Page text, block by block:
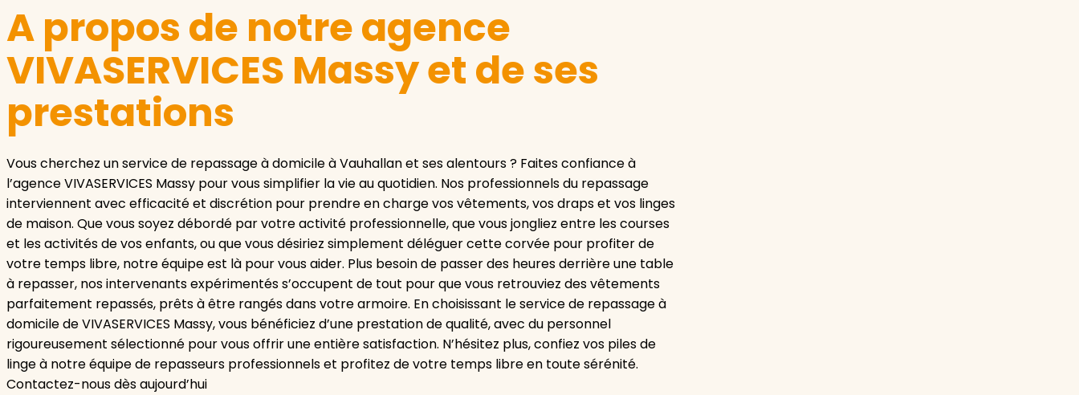
A propos de notre agence
VIVASERVICES Massy et de ses
prestations
Vous cherchez un service de repassage à domicile à Vauhallan et ses alentours ? Faites confiance à
l’agence VIVASERVICES Massy pour vous simplifier la vie au quotidien. Nos professionnels du repassage
interviennent avec efficacité et discrétion pour prendre en charge vos vêtements, vos draps et vos linges
de maison. Que vous soyez débordé par votre activité professionnelle, que vous jongliez entre les courses
et les activités de vos enfants, ou que vous désiriez simplement déléguer cette corvée pour profiter de
votre temps libre, notre équipe est là pour vous aider. Plus besoin de passer des heures derrière une table
à repasser, nos intervenants expérimentés s’occupent de tout pour que vous retrouviez des vêtements
parfaitement repassés, prêts à être rangés dans votre armoire. En choisissant le service de repassage à
domicile de VIVASERVICES Massy, vous bénéficiez d’une prestation de qualité, avec du personnel
rigoureusement sélectionné pour vous offrir une entière satisfaction. N’hésitez plus, confiez vos piles de
linge à notre équipe de repasseurs professionnels et profitez de votre temps libre en toute sérénité.
Contactez-nous dès aujourd’hui